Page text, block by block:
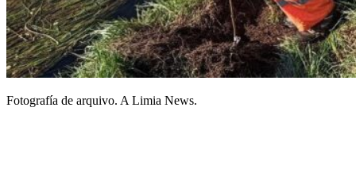
Fotografía de arquivo. A Limia News.